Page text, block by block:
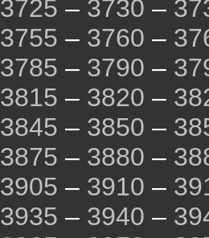
3725 – 3730 –
3755 – 3760 –
3785 – 3790 –
3815 – 3820 –
3845 – 3850 –
3875 – 3880 –
3905 – 3910 –
3935 – 3940 –